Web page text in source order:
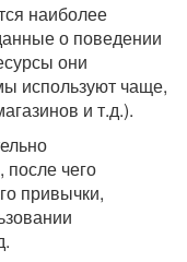
наиболее
о поведении
они
используют чаще,
и т.д.).
после чего
привычки,